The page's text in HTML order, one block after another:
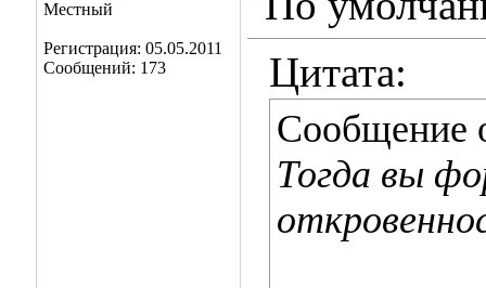
Местный
Регистрация: 05.05.2011
Сообщений: 173
Цитата:
Сообщение
Тогда вы